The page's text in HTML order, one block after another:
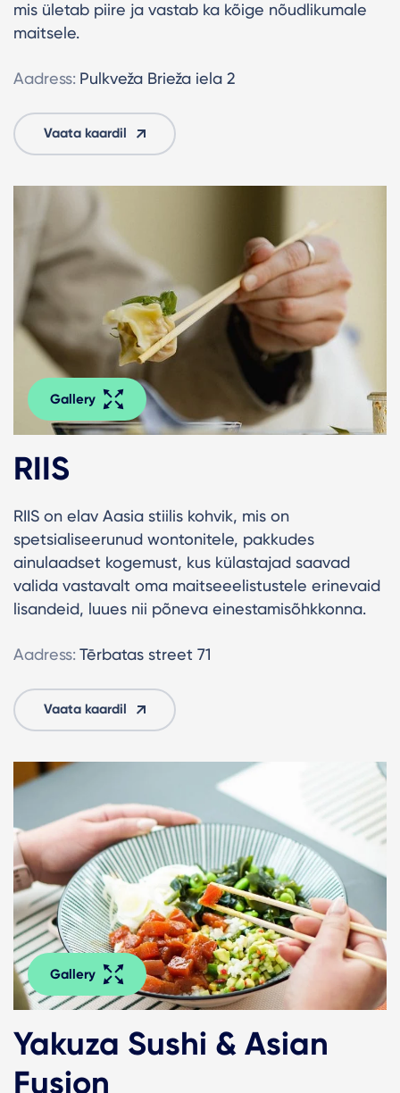
mis ületab piire ja vastab ka kõige nõudlikumale
maitsele.
Aadress: Pulkveža Brieža iela 2
Vaata kaardil
Gallery
RIIS
RIIS on elav Aasia stiilis kohvik, mis on
spetsialiseerunud wontonitele, pakkudes
ainulaadset kogemust, kus külastajad saavad
valida vastavalt oma maitseeelistustele erinevaid
lisandeid, luues nii põneva einestamisõhkkonna.
Aadress: Tērbatas street 71
Vaata kaardil
Gallery
Yakuza Sushi & Asian
Fusion